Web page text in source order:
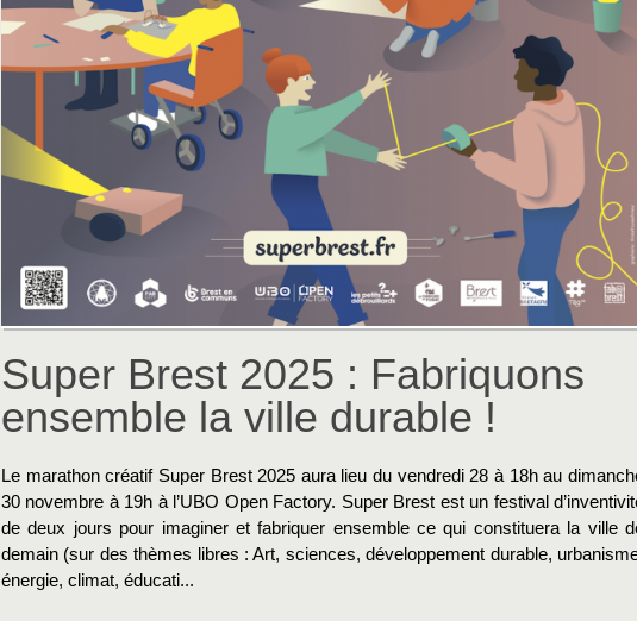
Super Brest 2025 : Fabriquons
ensemble la ville durable !
Le marathon créatif Super Brest 2025 aura lieu du vendredi 28 à 18h au
30 novembre à 19h à l’UBO Open Factory. Super Brest est un festival
de deux jours pour imaginer et fabriquer ensemble ce qui constituera la ville
demain (sur des thèmes libres : Art, sciences, développement durable,
énergie, climat, éducati...